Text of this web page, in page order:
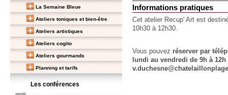
La Semaine Bleue
Ateliers toniques et bien-être
Ateliers artistiques
Ateliers cogito
Ateliers gourmands
Planning et tarifs
Les conférences
Informations pratiques
Cet atelier Recup' Art est
10h30 à 12h30.
Vous pouvez réserver par
lundi au vendredi de 9h à